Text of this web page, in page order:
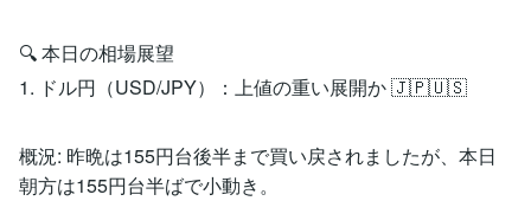
​🔍 本日の相場展望
​1. ドル円（USD/JPY）：上値の重い展開か 🇯🇵🇺🇸
​概況: 昨晩は155円台後半まで買い戻されましたが、本日
朝方は155円台半ばで小動き。